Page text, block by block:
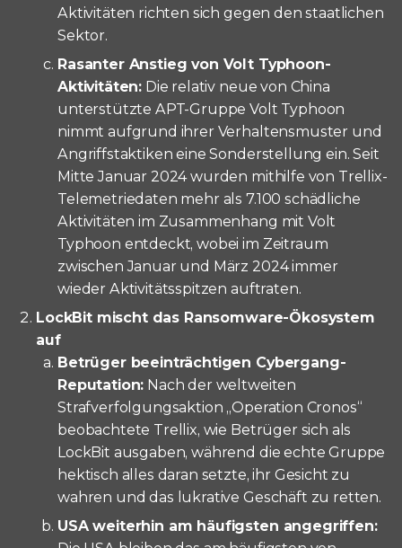
Aktivitäten richten sich gegen den staatlichen
Sektor.
Rasanter Anstieg von Volt Typhoon-
Aktivitäten: Die relativ neue von China
unterstützte APT-Gruppe Volt Typhoon
nimmt aufgrund ihrer Verhaltensmuster und
Angriffstaktiken eine Sonderstellung ein. Seit
Mitte Januar 2024 wurden mithilfe von Trellix-
Telemetriedaten mehr als 7.100 schädliche
Aktivitäten im Zusammenhang mit Volt
Typhoon entdeckt, wobei im Zeitraum
zwischen Januar und März 2024 immer
wieder Aktivitätsspitzen auftraten.
LockBit mischt das Ransomware-Ökosystem
auf
Betrüger beeinträchtigen Cybergang-
Reputation: Nach der weltweiten
Strafverfolgungsaktion „Operation Cronos“
beobachtete Trellix, wie Betrüger sich als
LockBit ausgaben, während die echte Gruppe
hektisch alles daran setzte, ihr Gesicht zu
wahren und das lukrative Geschäft zu retten.
USA weiterhin am häufigsten angegriffen: